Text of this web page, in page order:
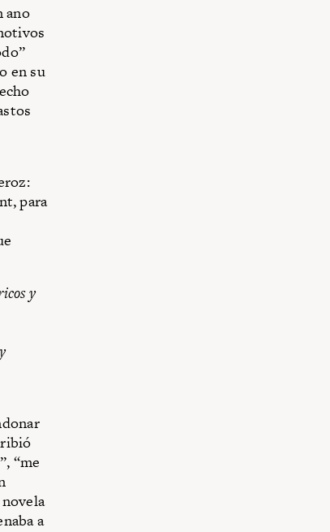
ano
en su
para
y
“me
a